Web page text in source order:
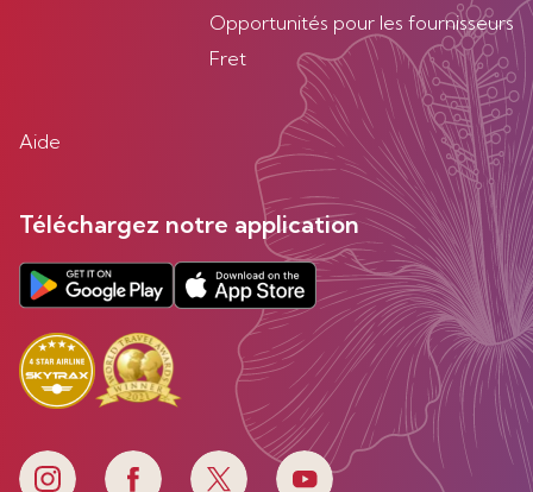
Opportunités pour les fournisseurs
Fret
Aide
Téléchargez notre application